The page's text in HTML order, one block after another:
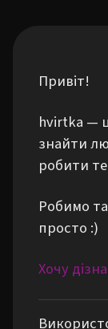
Привіт!
hvirtka —
знайти
робити
Робимо
просто :)
Хочу